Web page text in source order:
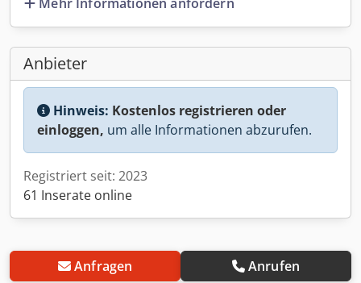
Anbieter
Hinweis: Kostenlos registrieren oder
einloggen, um alle Informationen abzurufen.
Registriert seit: 2023
61 Inserate online
Anfragen Anrufen